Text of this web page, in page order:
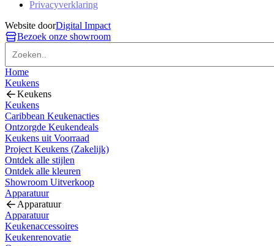
Privacyverklaring
Website doorDigital Impact
Bezoek onze showroom
Home
Keukens
Keukens
Keukens
Caribbean Keukenacties
Ontzorgde Keukendeals
Keukens uit Voorraad
Project Keukens (Zakelijk)
Ontdek alle stijlen
Ontdek alle kleuren
Showroom Uitverkoop
Apparatuur
Apparatuur
Apparatuur
Keukenaccessoires
Keukenrenovatie